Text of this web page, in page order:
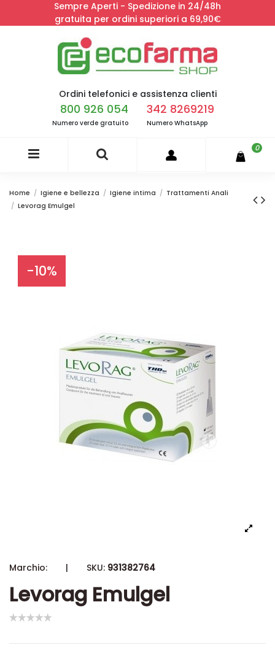
Sempre Aperti - Spedizione in 24/48h
gratuita per ordini superiori a 69,90€
Ordini telefonici e assistenza clienti
800 926 054
Numero verde gratuito
342 8269219
Numero WhatsApp
0
Home Igiene e bellezza Igiene intima
Trattamenti Anali
Levorag Emulgel
-10%
Marchio: | SKU: 931382764
Levorag Emulgel